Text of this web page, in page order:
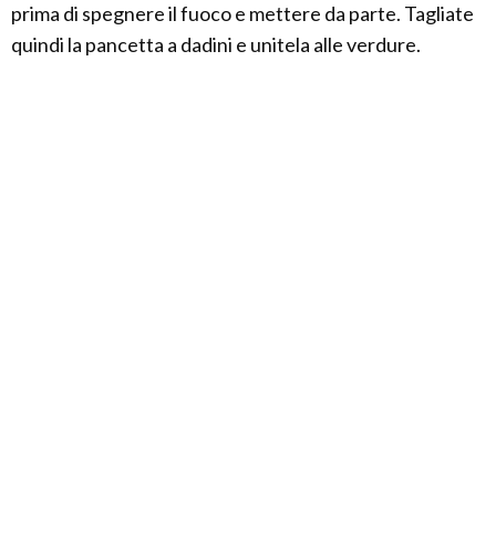
prima di spegnere il fuoco e mettere da parte. Tagliate
quindi la pancetta a dadini e unitela alle verdure.